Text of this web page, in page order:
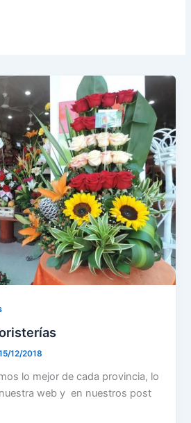
12/2018
lo mejor de cada provincia, lo
web y en nuestros post